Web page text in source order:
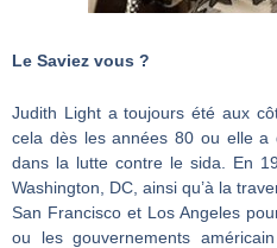
Le Saviez vous ?
Judith Light a toujours été aux
cela dès les années 80 ou elle a
dans la lutte contre le sida. En
Washington, DC, ainsi qu’à la
San Francisco et Los Angeles
ou les gouvernements